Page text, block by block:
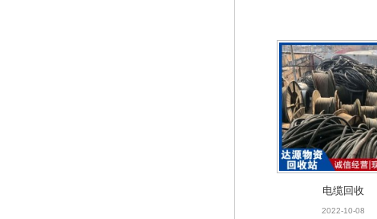
电缆回收
2022-10-08